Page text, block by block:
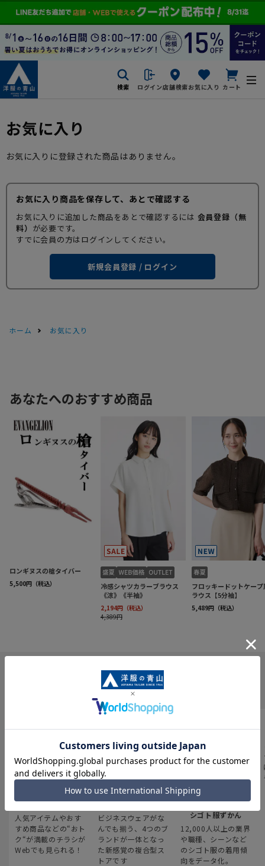
検索 ログイン店舗検索お気に入り カート
お気に入り
お気に入りに登録された商品はありません。
お気に入り商品を保存して、あとで確認する
お気に入りに追加した商品をあとで確認するには 会員登録（無
料） が必要です。
すでに会員の方はログインしてください。
新規会員登録 / ログイン
ホーム お気に入り
INFORMATION
最新のお買い得情報
人気アイテムやおす
すめ商品などの“おト
ク“が満載のチラシが
Webでも見られる！
スーツスクエア
ビジネスウェアがな
んでも揃う、4つのブ
ランドが一体となっ
た新感覚の複合型ス
トアです
みんなの
シゴト服ずかん
12,000人以上の業界
や職種、シーンなど
のシゴト服の着用傾
向をデータ化。